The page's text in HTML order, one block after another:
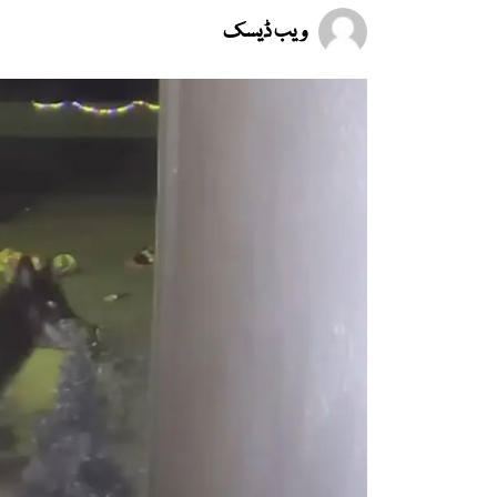
ویب ڈیسک